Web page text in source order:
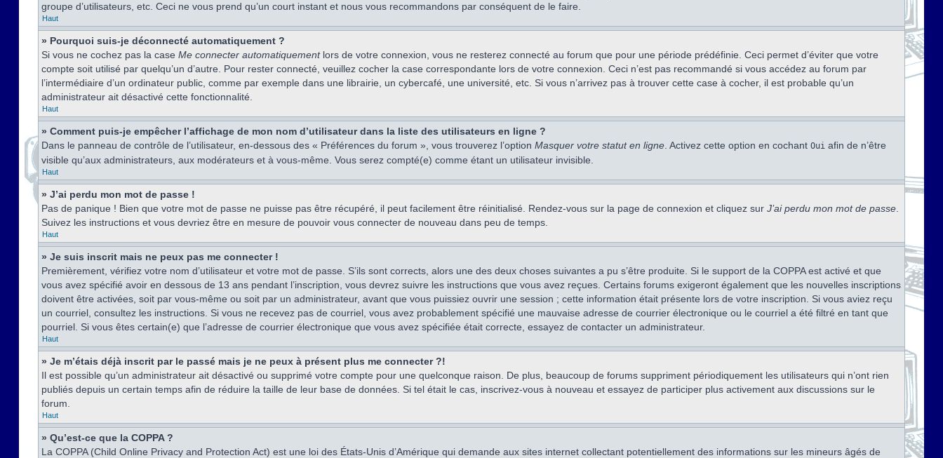
groupe d’utilisateurs, etc. Ceci ne vous prend qu’un court instant et nous vous recommandons par conséquent de le faire.
Haut
» Pourquoi suis-je déconnecté automatiquement ?
Si vous ne cochez pas la case Me connecter automatiquementlors de votre connexion, vous ne resterez connecté au forum que pour une période prédéfinie. Ceci permet d’éviter que votre
compte soit utilisé par quelqu’un d’autre. Pour rester connecté, veuillez cocher la case correspondante lors de votre connexion. Ceci n’est pas recommandé si vous accédez au forum par
l’intermédiaire d’un ordinateur public, comme par exemple dans une librairie, un cybercafé, une université, etc. Si vous n’arrivez pas à trouver cette case à cocher, il est probable qu’un
administrateur ait désactivé cette fonctionnalité.
Haut
» Comment puis-je empêcher l’affichage de mon nom d’utilisateur dans la liste des utilisateurs en ligne ?
Dans le panneau de contrôle de l’utilisateur, en-dessous des « Préférences du forum », vous trouverez l’option Masquer votre statut en ligne . Activez cette option en cochant Oui afin de n’être
visible qu’aux administrateurs, aux modérateurs et à vous-même. Vous serez compté(e) comme étant un utilisateur invisible.
Haut
» J’ai perdu mon mot de passe !
Pas de panique ! Bien que votre mot de passe ne puisse pas être récupéré, il peut facilement être réinitialisé. Rendez-vous sur la page de connexion et cliquez sur J’ai perdu mon mot de passe
Suivez les instructions et vous devriez être en mesure de pouvoir vous connecter de nouveau dans peu de temps.
Haut
» Je suis inscrit mais ne peux pas me connecter !
Premièrement, vérifiez votre nom d’utilisateur et votre mot de passe. S’ils sont corrects, alors une des deux choses suivantes a pu s’être produite. Si le support de la COPPA est activé et que
vous avez spécifié avoir en dessous de 13 ans pendant l’inscription, vous devrez suivre les instructions que vous avez reçues. Certains forums exigeront également que les nouvelles inscriptions
doivent être activées, soit par vous-même ou soit par un administrateur, avant que vous puissiez ouvrir une session ; cette information était présente lors de votre inscription. Si vous aviez reçu
un courriel, consultez les instructions. Si vous ne recevez pas de courriel, vous avez probablement spécifié une mauvaise adresse de courrier électronique ou le courriel a été filtré en tant que
pourriel. Si vous êtes certain(e) que l’adresse de courrier électronique que vous avez spécifiée était correcte, essayez de contacter un administrateur.
Haut
» Je m’étais déjà inscrit par le passé mais je ne peux à présent plus me connecter ?!
Il est possible qu’un administrateur ait désactivé ou supprimé votre compte pour une quelconque raison. De plus, beaucoup de forums suppriment périodiquement les utilisateurs qui n’ont rien
publiés depuis un certain temps afin de réduire la taille de leur base de données. Si tel était le cas, inscrivez-vous à nouveau et essayez de participer plus activement aux discussions sur le
forum.
Haut
» Qu’est-ce que la COPPA ?
La COPPA (Child Online Privacy and Protection Act) est une loi des États-Unis d’Amérique qui demande aux sites internet collectant potentiellement des informations sur les mineurs âgés de